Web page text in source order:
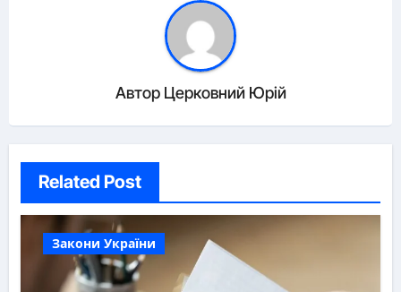
Автор Церковний Юрій
Related Post
Закони України